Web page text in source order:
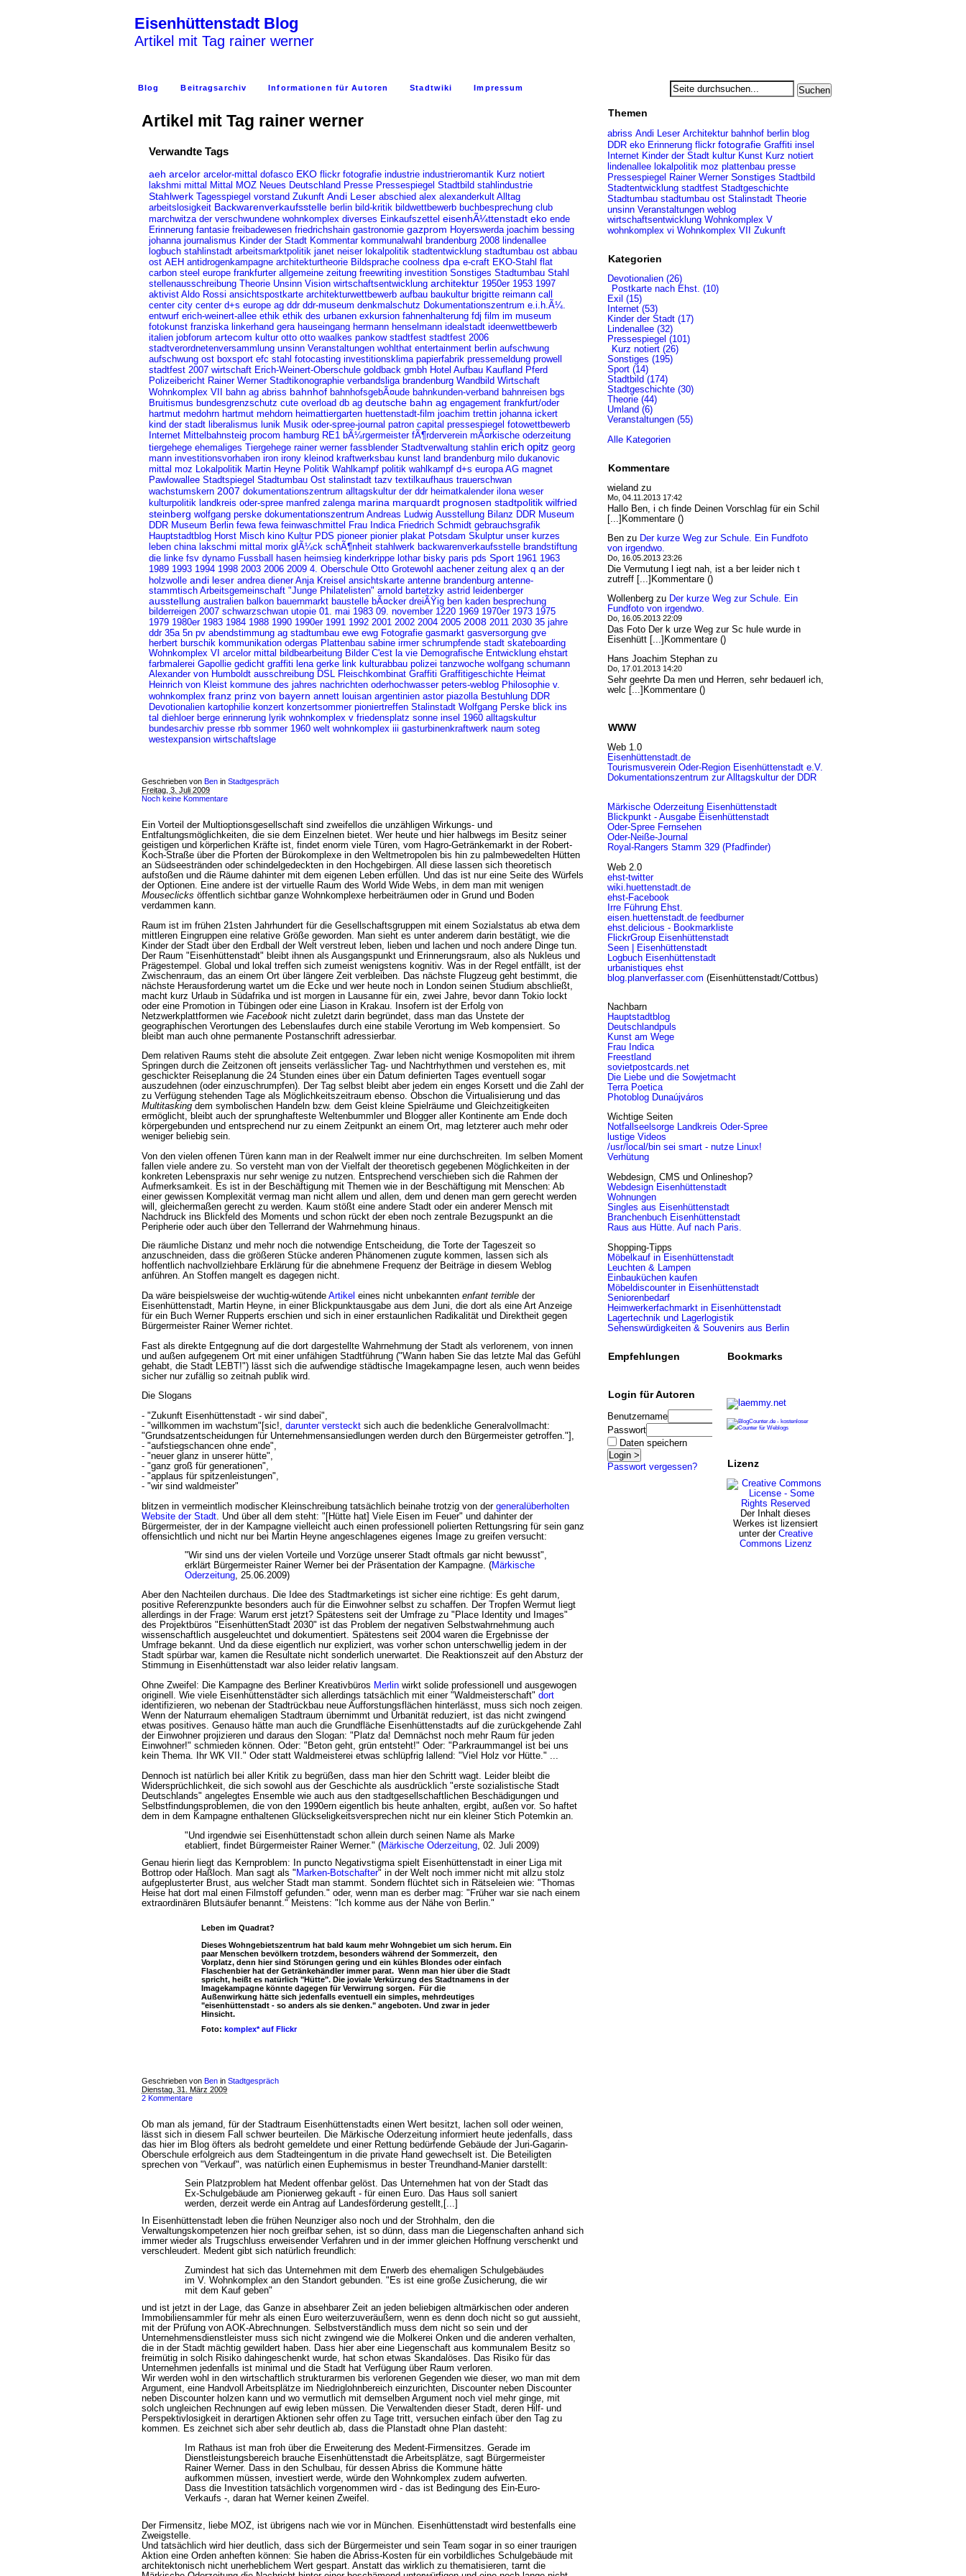
Eisenhüttenstadt Blog
Artikel mit Tag rainer werner
Blog Beitragsarchiv Informationen für Autoren Stadtwiki Impressum
Artikel mit Tag rainer werner
Verwandte Tags
aeh arcelor arcelor-mittal dofasco EKO flickr fotografie industrie industrieromantik Kurz notiert
lakshmi mittal Mittal MOZ Neues Deutschland Presse Pressespiegel Stadtbild stahlindustrie
Stahlwerk Tagesspiegel vorstand Zukunft Andi Leser abschied alex alexanderkult Alltag
arbeitslosigkeit Backwarenverkaufsstelle berlin bild-kritik bildwettbewerb buchbesprechung club
marchwitza der verschwundene wohnkomplex diverses Einkaufszettel eisenhÃ¼ttenstadt eko ende
Erinnerung fantasie freibadewesen friedrichshain gastronomie gazprom Hoyerswerda joachim bessing
johanna journalismus Kinder der Stadt Kommentar kommunalwahl brandenburg 2008 lindenallee
logbuch stahlinstadt arbeitsmarktpolitik janet neiser lokalpolitik stadtentwicklung stadtumbau ost abbau
ost AEH antidrogenkampagne architekturtheorie Bildsprache coolness dpa e-craft EKO-Stahl flat
carbon steel europe frankfurter allgemeine zeitung freewriting investition Sonstiges Stadtumbau Stahl
stellenausschreibung Theorie Unsinn Vision wirtschaftsentwicklung architektur 1950er 1953 1997
aktivist Aldo Rossi ansichtspostkarte architekturwettbewerb aufbau baukultur brigitte reimann call
center city center d+s europe ag ddr ddr-museum denkmalschutz Dokumentationszentrum e.i.h.Ã¼.
entwurf erich-weinert-allee ethik ethik des urbanen exkursion fahnenhalterung fdj film im museum
fotokunst franziska linkerhand gera hauseingang hermann henselmann idealstadt ideenwettbewerb
italien jobforum artecom kultur otto otto waalkes pankow stadtfest stadtfest 2006
stadtverordnetenversammlung unsinn Veranstaltungen wohlthat entertainment berlin aufschwung
aufschwung ost boxsport efc stahl fotocasting investitionsklima papierfabrik pressemeldung prowell
stadtfest 2007 wirtschaft Erich-Weinert-Oberschule goldback gmbh Hotel Aufbau Kaufland Pferd
Polizeibericht Rainer Werner Stadtikonographie verbandsliga brandenburg Wandbild Wirtschaft
Wohnkomplex VII
bahn ag abriss bahnhof bahnhofsgebÃ¤ude bahnkunden-verband bahnreisen bgs
Bruitismus bundesgrenzschutz cute overload db ag deutsche bahn ag engagement frankfurt/oder
hartmut medohrn hartmut mehdorn heimattiergarten huettenstadt-film joachim trettin johanna ickert
kind der stadt liberalismus lunik Musik oder-spree-journal patron capital pressespiegel fotowettbewerb
Internet Mittelbahnsteig procom hamburg RE1 bÃ¼rgermeister fÃ¶rderverein mÃ¤rkische oderzeitung
tiergehege ehemaliges Tiergehege rainer werner fassblender Stadtverwaltung stahlin erich opitz georg
mann investitionsvorhaben iron irony kleinod kraftwerksbau kunst land brandenburg milo dukanovic
mittal moz Lokalpolitik Martin Heyne Politik Wahlkampf politik wahlkampf d+s europa AG magnet
Pawlowallee Stadtspiegel Stadtumbau Ost stalinstadt tazv textilkaufhaus trauerschwan
wachstumskern 2007 dokumentationszentrum alltagskultur der ddr heimatkalender ilona weser
kulturpolitik landkreis oder-spree manfred zalenga marina marquardt prognosen stadtpolitik wilfried
steinberg wolfgang perske dokumentationszentrum Andreas Ludwig Ausstellung Bilanz DDR Museum
DDR Museum Berlin fewa fewa feinwaschmittel Frau Indica Friedrich Schmidt gebrauchsgrafik
Hauptstadtblog Horst Misch kino Kultur PDS pioneer pionier plakat Potsdam Skulptur unser kurzes
leben china lakschmi mittal morix glÃ¼ck schÃ¶nheit stahlwerk backwarenverkaufsstelle brandstiftung
die linke fsv dynamo Fussball hasen heimsieg kinderkrippe lothar bisky paris pds Sport 1961 1963
1989 1993 1994 1998 2003 2006 2009 4. Oberschule Otto Grotewohl aachener zeitung alex q an der
holzwolle andi leser andrea diener Anja Kreisel ansichtskarte antenne brandenburg antenne-
stammtisch Arbeitsgemeinschaft "Junge Philatelisten" arnold bartetzky astrid leidenberger
ausstellung australien balkon bauernmarkt baustelle bÃ¤cker dreiÃŸig ben kaden besprechung
bilderreigen 2007 schwarzschwan utopie 01. mai 1983 09. november 1220 1969 1970er 1973 1975
1979 1980er 1983 1984 1988 1990 1990er 1991 1992 2001 2002 2004 2005 2008 2011 2030 35 jahre
ddr 35a 5n pv abendstimmung ag stadtumbau ewe ewg Fotografie gasmarkt gasversorgung gve
herbert burschik kommunikation odergas Plattenbau sabine irmer schrumpfende stadt skateboarding
Wohnkomplex VI
arcelor mittal bildbearbeitung Bilder C'est la vie Demografische Entwicklung ehstart
farbmalerei Gapollie gedicht graffiti lena gerke link kulturabbau polizei tanzwoche wolfgang schumann
Alexander von Humboldt ausschreibung DSL Fleischkombinat Graffiti Graffitigeschichte Heimat
Heinrich von Kleist kommune des jahres nachrichten oderhochwasser peters-weblog Philosophie v.
wohnkomplex franz prinz von bayern annett louisan argentinien astor piazolla Bestuhlung DDR
Devotionalien kartophilie konzert konzertsommer pioniertreffen Stalinstadt Wolfgang Perske blick ins
tal diehloer berge erinnerung lyrik wohnkomplex v friedensplatz sonne insel 1960 alltagskultur
bundesarchiv presse rbb sommer 1960 welt wohnkomplex iii gasturbinenkraftwerk naum soteg
westexpansion wirtschaftslage
Geschrieben von Ben in Stadtgespräch
Freitag, 3. Juli 2009
Noch keine Kommentare
Ein Vorteil der Multioptionsgesellschaft sind zweifellos die unzähligen Wirkungs- und
Entfaltungsmöglichkeiten, die sie dem Einzelnen bietet. Wer heute und hier halbwegs im Besitz seiner
geistigen und körperlichen Kräfte ist, findet enorm viele Türen, vom Hagro-Getränkemarkt in der Robert-
Koch-Straße über die Pforten der Bürokomplexe in den Weltmetropolen bis hin zu palmbewedelten Hütten
an Südseestränden oder schindelgedeckten in den Hochgebirgen. All diese lassen sich theoretisch
aufstoßen und die Räume dahinter mit dem eigenen Leben erfüllen. Und das ist nur eine Seite des Würfels
der Optionen. Eine andere ist der virtuelle Raum des World Wide Webs, in dem man mit wenigen
Mouseclicks öffentlich sichtbar ganze Wohnkomplexe herbeiträumen oder in Grund und Boden
verdammen kann.
Raum ist im frühen 21sten Jahrhundert für die Gesellschaftsgruppen mit einem Sozialstatus ab etwa dem
mittleren Eingruppen eine relative Größe geworden. Man sieht es unter anderem darin bestätigt, wie die
Kinder der Stadt über den Erdball der Welt verstreut leben, lieben und lachen und noch andere Dinge tun.
Der Raum "Eisenhüttenstadt" bleibt ihnen als Ausgangspunkt und Erinnerungsraum, also als Nukleus und
Prägestempel. Global und lokal treffen sich zumeist wenigstens kognitiv. Was in der Regel entfällt, ist der
Zwischenraum, das an einem Ort über längere Zeit verbleiben. Das nächste Flugzeug geht bestimmt, die
nächste Herausforderung wartet um die Ecke und wer heute noch in London seinen Studium abschließt,
macht kurz Urlaub in Südafrika und ist morgen in Lausanne für ein, zwei Jahre, bevor dann Tokio lockt
oder eine Promotion in Tübingen oder eine Liason in Krakau. Insofern ist der Erfolg von
Netzwerkplattformen wie Facebook nicht zuletzt darin begründet, dass man das Unstete der
geographischen Verortungen des Lebenslaufes durch eine stabile Verortung im Web kompensiert. So
bleibt man auch ohne permanente Postanschrift adressierbar.
Dem relativen Raums steht die absolute Zeit entgegen. Zwar leben nicht wenige Kosmopoliten mit ihrem
Springen durch die Zeitzonen oft jenseits verlässlicher Tag- und Nachtrhythmen und verstehen es, mit
geschickter Reiseplanung die 24 Stunden eines über ein Datum definierten Tages eventuell sogar
auszudehnen (oder einzuschrumpfen). Der Tag selbst bleibt aber jedem ein enges Korsett und die Zahl der
zu Verfügung stehenden Tage als Möglichkeitszeitraum ebenso. Obschon die Virtualisierung und das
Multitasking dem symbolischen Handeln bzw. dem Geist kleine Spielräume und Gleichzeitigkeiten
ermöglicht, bleibt auch der sprunghafteste Weltenbummler und Blogger aller Kontinente am Ende doch
körpergebunden und entsprechend nur zu einem Zeitpunkt an einem Ort, mag letzterer auch mehr oder
weniger beliebig sein.
Von den vielen offenen Türen kann man in der Realwelt immer nur eine durchschreiten. Im selben Moment
fallen viele andere zu. So versteht man von der Vielfalt der theoretisch gegebenen Möglichkeiten in der
konkreten Lebenspraxis nur sehr wenige zu nutzen. Entsprechend verschieben sich die Rahmen der
Aufmerksamkeit. Es ist in der Beschäftigung mit Themen wie in der Beschäftigung mit Menschen: Ab
einer gewissen Komplexität vermag man nicht allem und allen, dem und denen man gern gerecht werden
will, gleichermaßen gerecht zu werden. Kaum stößt eine andere Stadt oder ein anderer Mensch mit
Nachdruck ins Blickfeld des Moments und schon rückt der eben noch zentrale Bezugspunkt an die
Peripherie oder auch über den Tellerrand der Wahrnehmung hinaus.
Die räumliche Distanz und mehr noch die notwendige Entscheidung, die Torte der Tageszeit so
anzuschneiden, dass die größeren Stücke anderen Phänomenen zugute kommen, lassen sich als
hoffentlich nachvollziehbare Erklärung für die abnehmene Frequenz der Beiträge in diesem Weblog
anführen. An Stoffen mangelt es dagegen nicht.
Da wäre beispielsweise der wuchtig-wütende Artikel eines nicht unbekannten enfant terrible der
Eisenhüttenstadt, Martin Heyne, in einer Blickpunktausgabe aus dem Juni, die dort als eine Art Anzeige
für ein Buch Werner Rupperts erschien und sich in einer erstaunlichen Radikalität und Direktheit gegen
Bürgermeister Rainer Werner richtet.
Fast als direkte Entgegnung auf die dort dargestellte Wahrnehmung der Stadt als verlorenem, von innen
und außen aufgegenem Ort mit einer unfähigen Stadtführung ("Wann haben Sie das letzte Mal das Gefühl
gehabt, die Stadt LEBT!") lässt sich die aufwendige städtische Imagekampagne lesen, auch wenn beides
sicher nur zufällig so zeitnah publik wird.
Die Slogans
- "Zukunft Eisenhüttenstadt - wir sind dabei",
- "willkommen im wachstum"[sic!, darunter versteckt sich auch die bedenkliche Generalvollmacht:
"Grundsatzentscheidungen für Unternehmensansiedlungen werden durch den Bürgermeister getroffen."],
- "aufstiegschancen ohne ende",
- "neuer glanz in unserer hütte",
- "ganz groß für generationen",
- "applaus für spitzenleistungen",
- "wir sind waldmeister"
blitzen in vermeintlich modischer Kleinschreibung tatsächlich beinahe trotzig von der generalüberholten
Website der Stadt. Und über all dem steht: "[Hütte hat] Viele Eisen im Feuer" und dahinter der
Bürgermeister, der in der Kampagne vielleicht auch einen professionell polierten Rettungsring für sein ganz
offensichtlich und nicht nur bei Martin Heyne angeschlagenes eigenes Image zu greifen versucht:
"Wir sind uns der vielen Vorteile und Vorzüge unserer Stadt oftmals gar nicht bewusst",
erklärt Bürgermeister Rainer Werner bei der Präsentation der Kampagne. (Märkische
Oderzeitung, 25.06.2009)
Aber den Nachteilen durchaus. Die Idee des Stadtmarketings ist sicher eine richtige: Es geht darum,
positive Referenzpunkte besonders auch für die Einwohner selbst zu schaffen. Der Tropfen Wermut liegt
allerdings in der Frage: Warum erst jetzt? Spätestens seit der Umfrage zu "Place Identity und Images"
des Projektbüros "EisenhüttenStadt 2030" ist das Problem der negativen Selbstwahrnehmung auch
wissenschaftlich ausgeleuchtet und dokumentiert. Spätestens seit 2004 waren die Ergebnisse der
Umfrage bekannt. Und da diese eigentlich nur expliziert, was vorher schon unterschwellig jedem in der
Stadt spürbar war, kamen die Resultate nicht sonderlich unerwartet. Die Reaktionszeit auf den Absturz der
Stimmung in Eisenhüttenstadt war also leider relativ langsam.
Ohne Zweifel: Die Kampagne des Berliner Kreativbüros Merlin wirkt solide professionell und ausgewogen
originell. Wie viele Eisenhüttenstädter sich allerdings tatsächlich mit einer "Waldmeisterschaft" dort
identifizieren, wo nebenan der Stadtrückbau neue Aufforstungsflächen hinterlässt, muss sich noch zeigen.
Wenn der Naturraum ehemaligen Stadtraum übernimmt und Urbanität reduziert, ist das nicht zwingend
etwas positives. Genauso hätte man auch die Grundfläche Eisenhüttenstadts auf die zurückgehende Zahl
der Einwohner projizieren und daraus den Slogan: "Platz da! Demnächst noch mehr Raum für jeden
Einwohner!" schmieden können. Oder: "Beton geht, grün entsteht!" Oder: "Parkraummangel ist bei uns
kein Thema. Ihr WK VII." Oder statt Waldmeisterei etwas schlüpfrig lallend: "Viel Holz vor Hütte." ...
Dennoch ist natürlich bei aller Kritik zu begrüßen, dass man hier den Schritt wagt. Leider bleibt die
Widersprüchlichkeit, die sich sowohl aus der Geschichte als ausdrücklich "erste sozialistische Stadt
Deutschlands" angelegtes Ensemble wie auch aus den stadtgesellschaftlichen Beschädigungen und
Selbstfindungsproblemen, die von den 1990ern eigentlich bis heute anhalten, ergibt, außen vor. So haftet
dem in dem Kampagne enthaltenen Glückseligkeitsversprechen nicht nur ein kleiner Stich Potemkin an.
"Und irgendwie sei Eisenhüttenstadt schon allein durch seinen Name als Marke
etabliert, findet Bürgermeister Rainer Werner." (Märkische Oderzeitung , 02. Juli 2009)
Genau hierin liegt das Kernproblem: In puncto Negativstigma spielt Eisenhüttenstadt in einer Liga mit
Bottrop oder Haßloch. Man sagt als " Marken-Botschafter" in der Welt noch immer nicht mit allzu stolz
aufgeplusterter Brust, aus welcher Stadt man stammt. Sondern flüchtet sich in Rätseleien wie: "Thomas
Heise hat dort mal einen Filmstoff gefunden." oder, wenn man es derber mag: "Früher war sie nach einem
extraordinären Blutsäufer benannt." Meistens: "Ich komme aus der Nähe von Berlin."
Leben im Quadrat?
Dieses Wohngebietszentrum hat bald kaum mehr Wohngebiet um sich herum. Ein
paar Menschen bevölkern trotzdem, besonders während der Sommerzeit, den
Vorplatz, denn hier sind Störungen gering und ein kühles Blondes oder einfach
Flaschenbier hat der Getränkehändler immer parat. Wenn man hier über die Stadt
spricht, heißt es natürlich "Hütte". Die joviale Verkürzung des Stadtnamens in der
Imagekampagne könnte dagegen für Verwirrung sorgen. Für die
Außenwirkung hätte sich jedenfalls eventuell ein simples, mehrdeutiges
"eisenhüttenstadt - so anders als sie denken." angeboten. Und zwar in jeder
Hinsicht.
Foto: komplex* auf Flickr
Geschrieben von Ben in Stadtgespräch
Dienstag, 31. März 2009
2 Kommentare
Ob man als jemand, für der Stadtraum Eisenhüttenstadts einen Wert besitzt, lachen soll oder weinen,
lässt sich in diesem Fall schwer beurteilen. Die Märkische Oderzeitung informiert heute jedenfalls, dass
das hier im Blog öfters als bedroht gemeldete und einer Rettung bedürfende Gebäude der Juri-Gagarin-
Oberschule erfolgreich aus dem Stadteingentum in die private Hand gewechselt ist. Die Beteiligten
sprechen von "Verkauf", was natürlich einen Euphemismus in bester Treundhand-Manier darstellt:
Sein Platzproblem hat Medent offenbar gelöst. Das Unternehmen hat von der Stadt das
Ex-Schulgebäude am Pionierweg gekauft - für einen Euro. Das Haus soll saniert
werden, derzeit werde ein Antrag auf Landesförderung gestellt,[...]
In Eisenhüttenstadt leben die frühen Neunziger also noch und der Strohhalm, den die
Verwaltungskompetenzen hier noch greifbar sehen, ist so dünn, dass man die Liegenschaften anhand sich
immer wieder als Trugschluss erweisender Verfahren und in der immer gleichen Hoffnung verschenkt und
verschleudert. Medent gibt sich natürlich freundlich:
Zumindest hat sich das Unternehmen mit dem Erwerb des ehemaligen Schulgebäudes
im V. Wohnkomplex an den Standort gebunden. "Es ist eine große Zusicherung, die wir
mit dem Kauf geben"
und ist jetzt in der Lage, das Ganze in absehbarer Zeit an jeden beliebigen altmärkischen oder anderen
Immobiliensammler für mehr als einen Euro weiterzuveräußern, wenn es denn doch nicht so gut aussieht,
mit der Prüfung von AOK-Abrechnungen. Selbstverständlich muss dem nicht so sein und der
Unternehmensdienstleister muss sich nicht zwingend wie die Molkerei Onken und die anderen verhalten,
die in der Stadt mächtig gewildert haben. Dass hier aber eine Liegenschaft aus kommunalem Besitz so
freimütig in solch Risiko dahingeschenkt wurde, hat schon etwas Skandalöses. Das Risiko für das
Unternehmen jedenfalls ist minimal und die Stadt hat Verfügung über Raum verloren.
Wir werden wohl in den wirtschaftlich strukturarmen bis verlorenen Gegenden wie dieser, wo man mit dem
Argument, eine Handvoll Arbeitsplätze im Niedriglohnbereich einzurichten, Discounter neben Discounter
neben Discounter holzen kann und wo vermutlich mit demselben Argument noch viel mehr ginge, mit
solch ungleichen Rechnungen auf ewig leben müssen. Die Verwaltenden dieser Stadt, deren Hilf- und
Perspektivlosigkeit in derartigen Aktionen sehr offen zu Tage tritt, versuchen einfach über den Tag zu
kommen. Es zeichnet sich aber sehr deutlich ab, dass die Planstadt ohne Plan dasteht:
Im Rathaus ist man froh über die Erweiterung des Medent-Firmensitzes. Gerade im
Dienstleistungsbereich brauche Eisenhüttenstadt die Arbeitsplätze, sagt Bürgermeister
Rainer Werner. Dass in den Schulbau, für dessen Abriss die Kommune hätte
aufkommen müssen, investiert werde, würde den Wohnkomplex zudem aufwerten.
Dass die Investition tatsächlich vorgenommen wird - das ist Bedingung des Ein-Euro-
Verkaufs -, daran hat Werner keinen Zweifel.
Der Firmensitz, liebe MOZ, ist übrigens nach wie vor in München. Eisenhüttenstadt wird bestenfalls eine
Zweigstelle.
Und tatsächlich wird hier deutlich, dass sich der Bürgermeister und sein Team sogar in so einer traurigen
Aktion eine Orden anheften können: Sie haben die Abriss-Kosten für ein vorbildliches Schulgebäude mit
architektonisch nicht unerheblichem Wert gespart. Anstatt das wirklich zu thematisieren, tarnt die
Themen
abriss Andi Leser Architektur bahnhof berlin blog
DDR eko Erinnerung flickr fotografie Graffiti insel
Internet Kinder der Stadt kultur Kunst Kurz notiert
lindenallee lokalpolitik moz plattenbau presse
Pressespiegel Rainer Werner Sonstiges Stadtbild
Stadtentwicklung stadtfest Stadtgeschichte
Stadtumbau stadtumbau ost Stalinstadt Theorie
unsinn Veranstaltungen weblog
wirtschaftsentwicklung Wohnkomplex V
wohnkomplex vi Wohnkomplex VII Zukunft
Kategorien
Devotionalien (26)
Postkarte nach Ehst. (10)
Exil (15)
Internet (53)
Kinder der Stadt (17)
Lindenallee (32)
Pressespiegel (101)
Kurz notiert (26)
Sonstiges (195)
Sport (14)
Stadtbild (174)
Stadtgeschichte (30)
Theorie (44)
Umland (6)
Veranstaltungen (55)
Alle Kategorien
Kommentare
wieland zu
Mo, 04.11.2013 17:42
Hallo Ben, i ch finde Deinen Vorschlag für ein Schil
[...]Kommentare ()
Ben zu Der kurze Weg zur Schule. Ein Fundfoto
von irgendwo.
Do, 16.05.2013 23:26
Die Vermutung l iegt nah, ist a ber leider nich t
zutreff [...]Kommentare ()
Wollenberg zu Der kurze Weg zur Schule. Ein
Fundfoto von irgendwo.
Do, 16.05.2013 22:09
Das Foto Der k urze Weg zur Sc hule wurde in
Eisenhütt [...]Kommentare ()
Hans Joachim Stephan zu
Do, 17.01.2013 14:20
Sehr geehrte Da men und Herren, sehr bedauerl ich,
welc [...]Kommentare ()
WWW
Web 1.0
Eisenhüttenstadt.de
Tourismusverein Oder-Region Eisenhüttenstadt e.V.
Dokumentationszentrum zur Alltagskultur der DDR
Märkische Oderzeitung Eisenhüttenstadt
Blickpunkt - Ausgabe Eisenhüttenstadt
Oder-Spree Fernsehen
Oder-Neiße-Journal
Royal-Rangers Stamm 329 (Pfadfinder)
Web 2.0
ehst-twitter
wiki.huettenstadt.de
ehst-Facebook
Irre Führung Ehst.
eisen.huettenstadt.de feedburner
ehst.delicious - Bookmarkliste
FlickrGroup Eisenhüttenstadt
Seen | Eisenhüttenstadt
Logbuch Eisenhüttenstadt
urbanistiques ehst
blog.planverfasser.com (Eisenhüttenstadt/Cottbus)
Nachbarn
Hauptstadtblog
Deutschlandpuls
Kunst am Wege
Frau Indica
Freestland
sovietpostcards.net
Die Liebe und die Sowjetmacht
Terra Poetica
Photoblog Dunaújváros
Wichtige Seiten
Notfallseelsorge Landkreis Oder-Spree
lustige Videos
/usr/local/bin sei smart - nutze Linux!
Verhütung
Webdesign, CMS und Onlineshop?
Webdesign Eisenhüttenstadt
Wohnungen
Singles aus Eisenhüttenstadt
Branchenbuch Eisenhüttenstadt
Raus aus Hütte. Auf nach Paris.
Shopping-Tipps
Möbelkauf in Eisenhüttenstadt
Leuchten & Lampen
Einbauküchen kaufen
Möbeldiscounter in Eisenhüttenstadt
Seniorenbedarf
Heimwerkerfachmarkt in Eisenhüttenstadt
Lagertechnik und Lagerlogistik
Sehenswürdigkeiten & Souvenirs aus Berlin
Empfehlungen
Login für Autoren
Benutzername
Passwort
Daten speichern
Passwort vergessen?
Bookmarks
Lizenz
Der Inhalt dieses
Werkes ist lizensiert
unter der Creative
Commons Lizenz